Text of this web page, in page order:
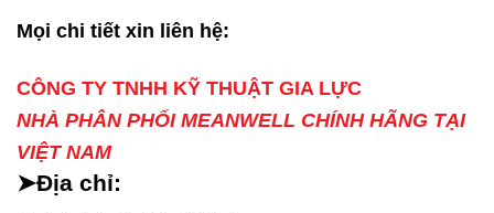
Mọi chi tiết xin liên hệ:
CÔNG TY TNHH KỸ THUẬT GIA LỰC
NHÀ PHÂN PHỐI MEANWELL CHÍNH HÃNG TẠI
VIỆT NAM
➤Địa chỉ: